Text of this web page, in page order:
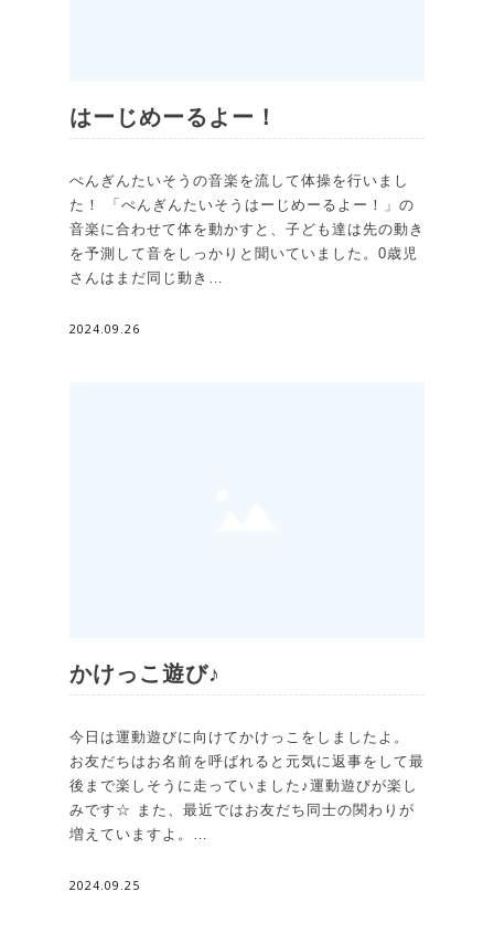
はーじめーるよー！
ぺんぎんたいそうの音楽を流して体操を行いまし
た！ 「ぺんぎんたいそうはーじめーるよー！」の
音楽に合わせて体を動かすと、子ども達は先の動き
を予測して音をしっかりと聞いていました。0歳児
さんはまだ同じ動き…
2024.09.26
かけっこ遊び♪
今日は運動遊びに向けてかけっこをしましたよ。
お友だちはお名前を呼ばれると元気に返事をして最
後まで楽しそうに走っていました♪運動遊びが楽し
みです☆ また、最近ではお友だち同士の関わりが
増えていますよ。…
2024.09.25